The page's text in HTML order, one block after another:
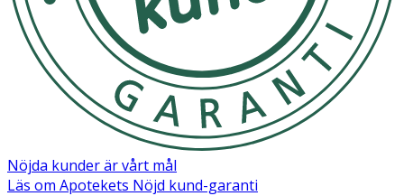
Nöjda kunder är vårt mål
Läs om Apotekets Nöjd kund-garanti